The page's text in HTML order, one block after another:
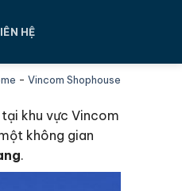
HỆ
- Vincom Shophouse
khu vực Vincom
không gian
.